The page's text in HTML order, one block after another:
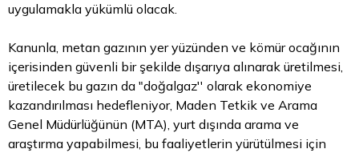
uygulamakla yükümlü olacak.
Kanunla, metan gazının yer yüzünden ve kömür ocağının
içerisinden güvenli bir şekilde dışarıya alınarak üretilmesi,
üretilecek bu gazın da "doğalgaz'' olarak ekonomiye
kazandırılması hedefleniyor, Maden Tetkik ve Arama
Genel Müdürlüğünün (MTA), yurt dışında arama ve
araştırma yapabilmesi, bu faaliyetlerin yürütülmesi için